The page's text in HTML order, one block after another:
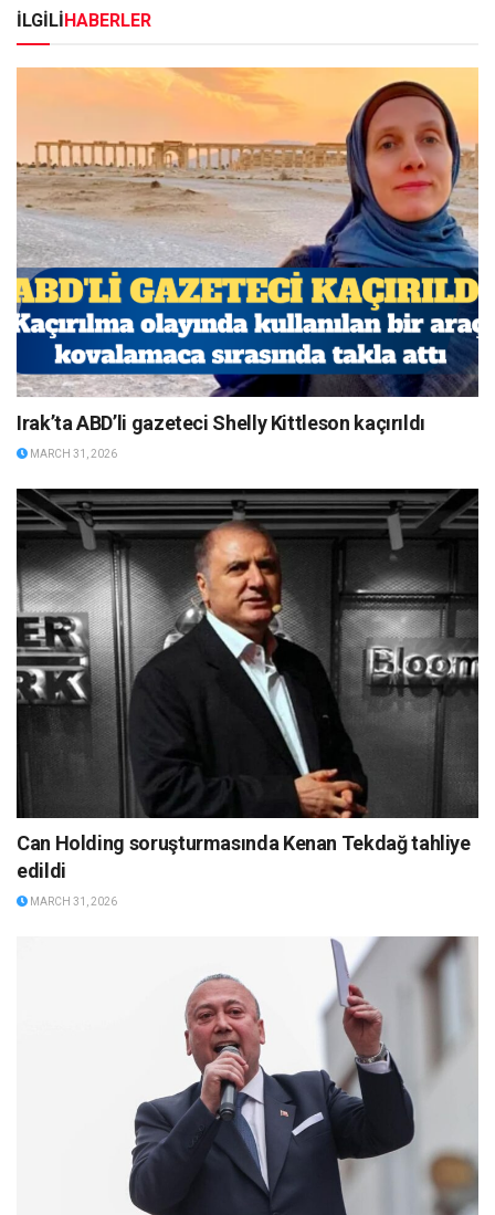
İLGİLİHABERLER
Irak’ta ABD’li gazeteci Shelly Kittleson kaçırıldı
MARCH 31, 2026
Can Holding soruşturmasında Kenan Tekdağ tahliye
edildi
MARCH 31, 2026